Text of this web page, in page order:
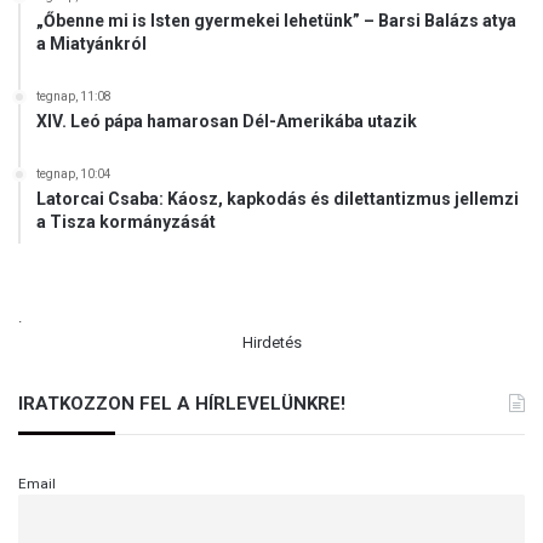
„Őbenne mi is Isten gyermekei lehetünk” – Barsi Balázs atya
a Miatyánkról
tegnap, 11:08
XIV. Leó pápa hamarosan Dél-Amerikába utazik
tegnap, 10:04
Latorcai Csaba: Káosz, kapkodás és dilettantizmus jellemzi
a Tisza kormányzását
Hirdetés
IRATKOZZON FEL A HÍRLEVELÜNKRE!
Email